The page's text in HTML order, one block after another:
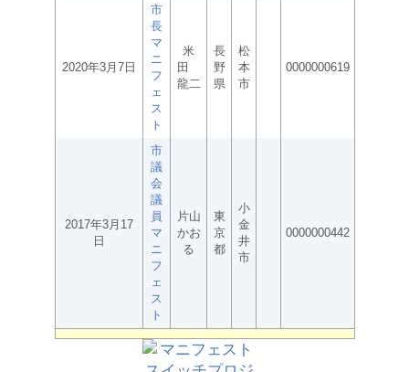
2020年3月7日
市
長
マ
ニ
フ
ェ
ス
ト
米
田
龍二
長
野
県
松
本
市
0000000619
2017年3月17
日
市
議
会
議
員
マ
ニ
フ
ェ
ス
ト
片山
かお
る
東
京
都
小
金
井
市
0000000442